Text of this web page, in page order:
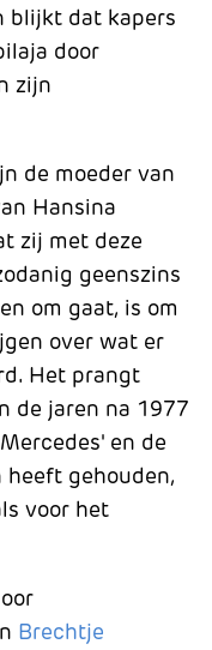
blijkt dat kapers
door
zijn
de moeder van
Hansina
zij met deze
geenszins
om gaat, is om
over wat er
Het prangt
de jaren na 1977
en de
heeft gehouden,
voor het
Brechtje